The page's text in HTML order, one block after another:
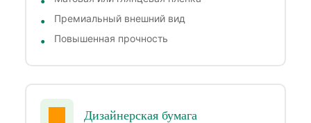
Премиальный внешний вид
Повышенная прочность
Дизайнерская бумага